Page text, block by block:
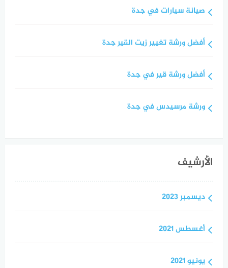
صيانة سيارات في جدة
أفضل ورشة تغيير زيت القير جدة
أفضل ورشة قير في جدة
ورشة مرسيدس في جدة
الأرشيف
ديسمبر 2023
أغسطس 2021
يونيو 2021